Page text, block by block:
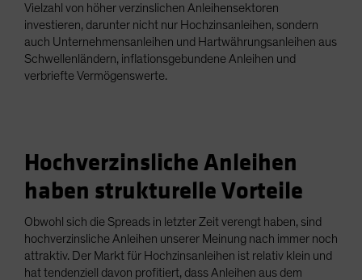
Vielzahl von höher verzinslichen Anleihensektoren
investieren, darunter nicht nur Hochzinsanleihen, sondern
auch Unternehmensanleihen und Hartwährungsanleihen aus
Schwellenländern, inflationsgebundene Anleihen und
verbriefte Vermögenswerte.
Hochverzinsliche Anleihen
haben strukturelle Vorteile
Obwohl sich die Spreads in letzter Zeit verengt haben, sind
hochverzinsliche Anleihen unserer Meinung nach immer noch
attraktiv. Der Markt für Hochzinsanleihen ist relativ klein und
hat tendenziell davon profitiert, dass Anleihen aus dem